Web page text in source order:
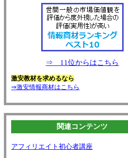
⇒ 11位からはこちら
激安教材を求めるなら
⇒激安情報商材はこちら
関連コンテンツ
アフィリエイト初心者講座